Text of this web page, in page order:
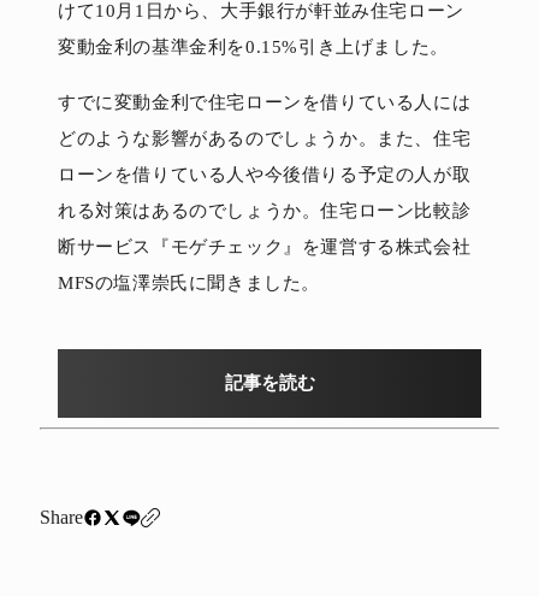
けて10月1日から、大手銀行が軒並み住宅ローン
変動金利の基準金利を0.15%引き上げました。
すでに変動金利で住宅ローンを借りている人には
どのような影響があるのでしょうか。また、住宅
ローンを借りている人や今後借りる予定の人が取
れる対策はあるのでしょうか。住宅ローン比較診
断サービス『モゲチェック』を運営する株式会社
MFSの塩澤崇氏に聞きました。
記事を読む
Share